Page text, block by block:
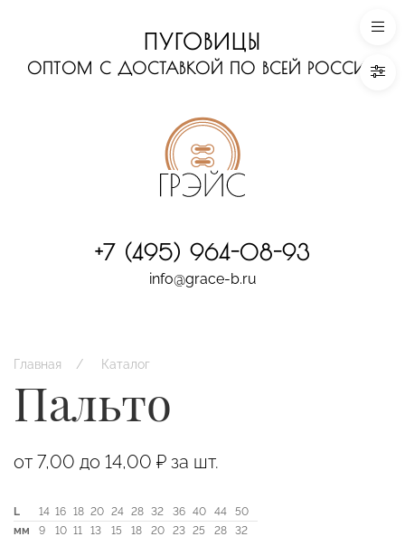
ПУГОВИЦЫ
ОПТОМ С ДОСТАВКОЙ ПО ВСЕЙ РОССИИ
+7 (495) 964-08-93
info@grace-b.ru
Главная Каталог
Пальто
от 7,00 до 14,00 ₽ за шт.
L 14 16 18 20 24 28 32 36 40 44
50
мм
9 10 11 13 15 18 20 23 25 28 32